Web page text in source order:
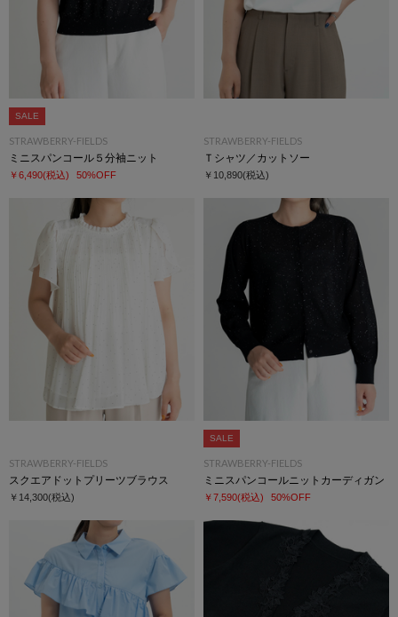
SALE
STRAWBERRY-FIELDS
ミニスパンコール５分袖ニット
￥6,490(税込) 50%OFF
STRAWBERRY-FIELDS
Ｔシャツ／カットソー
￥10,890(税込)
STRAWBERRY-FIELDS
スクエアドットプリーツブラウス
￥14,300(税込)
SALE
STRAWBERRY-FIELDS
ミニスパンコールニットカーディガン
￥7,590(税込) 50%OFF